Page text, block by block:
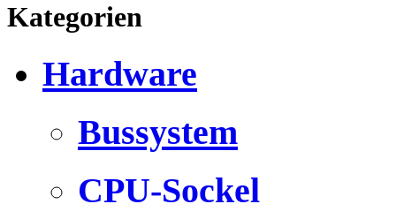
Kategorien
Hardware
Bussystem
CPU-Sockel